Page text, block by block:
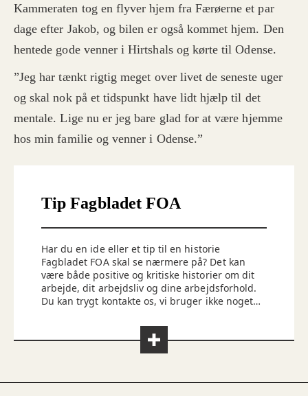
Kammeraten tog en flyver hjem fra Færøerne et par
dage efter Jakob, og bilen er også kommet hjem. Den
hentede gode venner i Hirtshals og kørte til Odense.
”Jeg har tænkt rigtig meget over livet de seneste uger
og skal nok på et tidspunkt have lidt hjælp til det
mentale. Lige nu er jeg bare glad for at være hjemme
hos min familie og venner i Odense.”
Tip Fagbladet FOA
Har du en ide eller et tip til en historie
Fagbladet FOA skal se nærmere på? Det kan
være både positive og kritiske historier om dit
arbejde, dit arbejdsliv og dine arbejdsforhold.
Du kan trygt kontakte os, vi bruger ikke noget,